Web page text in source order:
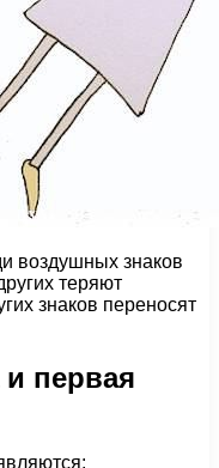
воздушных знаков
теряют
знаков переносят
первая